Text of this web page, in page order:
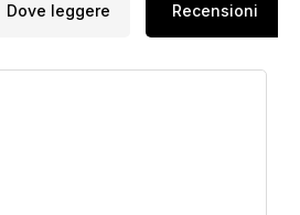
Dove leggere Recensioni